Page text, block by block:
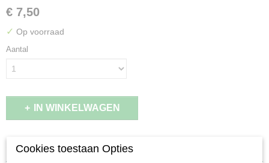
€ 7,50
✓ Op voorraad
Aantal
IN WINKELWAGEN
Specificaties
Cookies toestaan Opties